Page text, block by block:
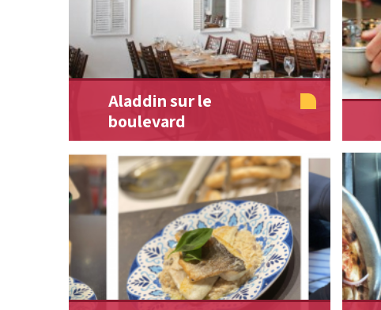
Aladdin sur le
boulevard